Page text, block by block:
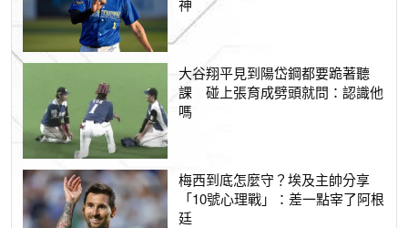
神
大谷翔平見到陽岱鋼都要跪著聽
課 碰上張育成劈頭就問：認識他
嗎
梅西到底怎麼守？埃及主帥分享
「10號心理戰」：差一點宰了阿根
廷